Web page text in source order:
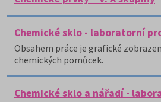
Chemické sklo - laboratorní
Obsahem práce je grafické
chemických pomůcek.
Chemické sklo a nářadí -